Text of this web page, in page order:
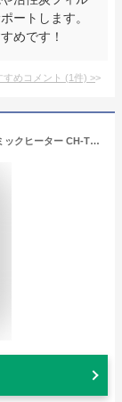
ートします。
めです！
めコメント (1件) >
【特典付き】人感 室温 センサー付 パネル セラミックヒーター CH-T2236 ホワイト ベージュ グレー ファンヒーター スリーアップ セラミック パネルヒーター 薄型 活性炭フィルター 床暖房 タイマー 人感センサー 室温センサー 即暖